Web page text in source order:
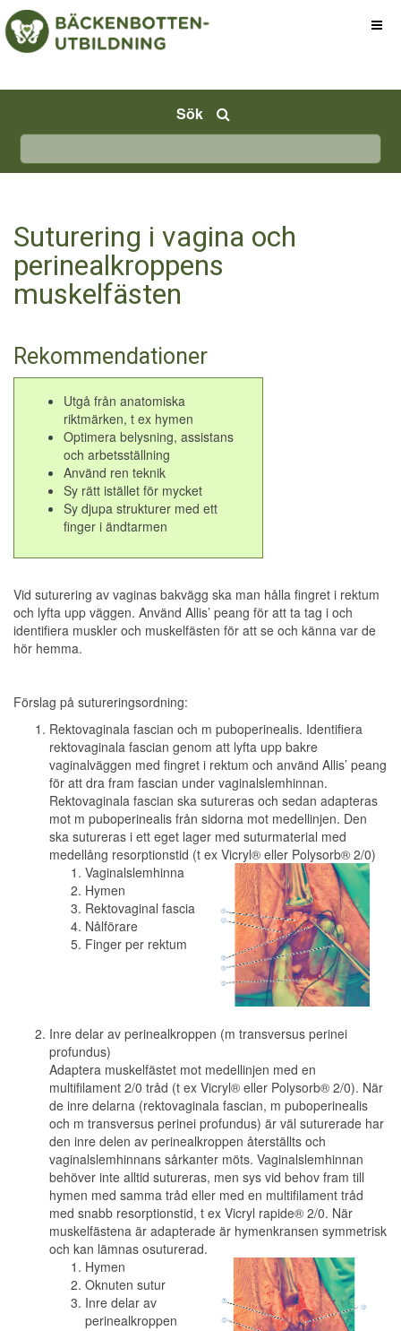
Sök
Suturering i vagina och
perinealkroppens
muskelfästen
Rekommendationer
Utgå från anatomiska
riktmärken, t ex hymen
Optimera belysning, assistans
och arbetsställning
Använd ren teknik
Sy rätt istället för mycket
Sy djupa strukturer med ett
finger i ändtarmen
Vid suturering av vaginas bakvägg ska man hålla fingret i rektum
och lyfta upp väggen. Använd Allis’ peang för att ta tag i och
identifiera muskler och muskelfästen för att se och känna var de
hör hemma.
Förslag på sutureringsordning:
Rektovaginala fascian och m puboperinealis. Identifiera
rektovaginala fascian genom att lyfta upp bakre
vaginalväggen med fingret i rektum och använd Allis’ peang
för att dra fram fascian under vaginalslemhinnan.
Rektovaginala fascian ska sutureras och sedan adapteras
mot m puboperinealis från sidorna mot medellinjen. Den
ska sutureras i ett eget lager med suturmaterial med
medellång resorptionstid (t ex Vicryl® eller Polysorb® 2/0)
Vaginalslemhinna
Hymen
Rektovaginal fascia
Nålförare
Finger per rektum
Inre delar av perinealkroppen (m transversus perinei
profundus)
Adaptera muskelfästet mot medellinjen med en
multifilament 2/0 tråd (t ex Vicryl® eller Polysorb® 2/0). När
de inre delarna (rektovaginala fascian, m puboperinealis
och m transversus perinei profundus) är väl suturerade har
den inre delen av perinealkroppen återställts och
vaginalslemhinnans sårkanter möts. Vaginalslemhinnan
behöver inte alltid sutureras, men sys vid behov fram till
hymen med samma tråd eller med en multifilament tråd
med snabb resorptionstid, t ex Vicryl rapide® 2/0. När
muskelfästena är adapterade är hymenkransen symmetrisk
och kan lämnas osuturerad.
Hymen
Oknuten sutur
Inre delar av
perinealkroppen